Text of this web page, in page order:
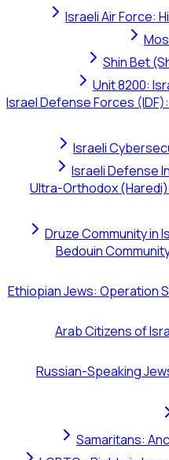
Israeli Air Force:
Shin Bet
Unit 8200:
Israel Defense Forces
Israeli
Israeli Defense
Ultra-Orthodox
Druze Community in
Bedouin
Ethiopian Jews: Operation
Arab Citizens of
Russian-Speaking
Samaritans: